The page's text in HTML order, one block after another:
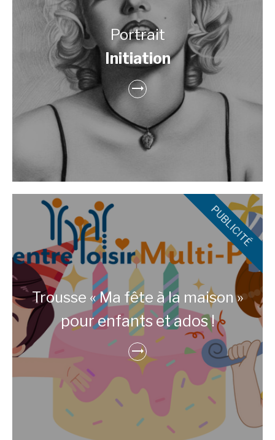
Portrait
Initiation
Trousse « Ma fête à la maison »
pour enfants et ados !